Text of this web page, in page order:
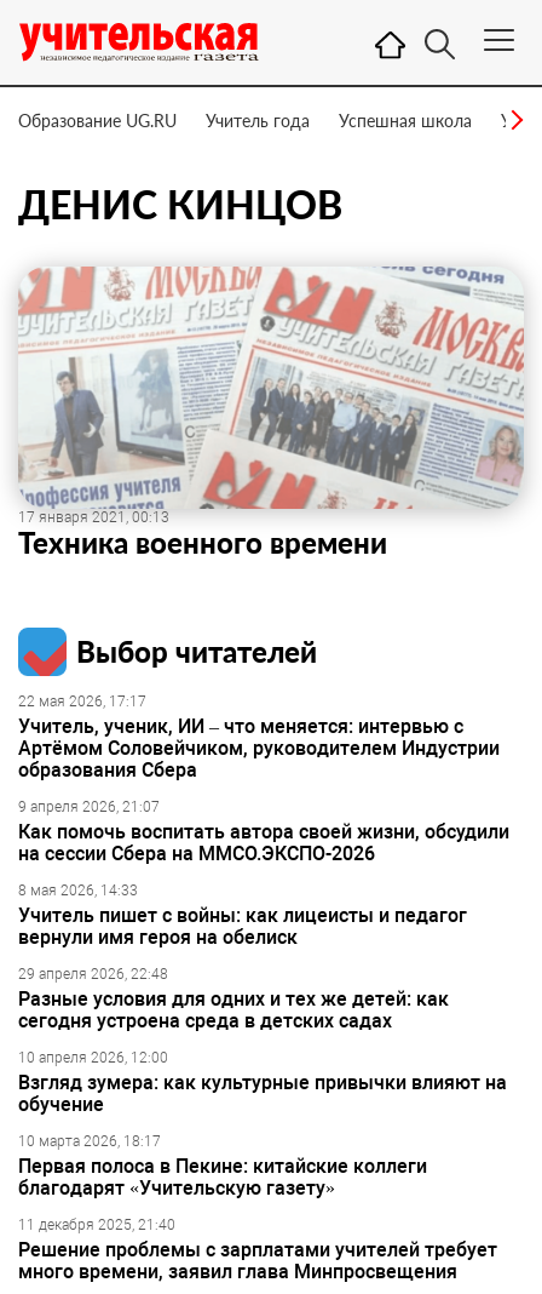
Образование UG.RU Учитель года Успешная школа
ДЕНИС КИНЦОВ
17 января 2021, 00:13
Техника военного времени
Выбор читателей
22 мая 2026, 17:17
Учитель, ученик, ИИ – что меняется: интервью с
Артёмом Соловейчиком, руководителем Индустрии
образования Сбера
9 апреля 2026, 21:07
Как помочь воспитать автора своей жизни, обсудили
на сессии Сбера на ММСО.ЭКСПО-2026
8 мая 2026, 14:33
Учитель пишет с войны: как лицеисты и педагог
вернули имя героя на обелиск
29 апреля 2026, 22:48
Разные условия для одних и тех же детей: как
сегодня устроена среда в детских садах
10 апреля 2026, 12:00
Взгляд зумера: как культурные привычки влияют на
обучение
10 марта 2026, 18:17
Первая полоса в Пекине: китайские коллеги
благодарят «Учительскую газету»
11 декабря 2025, 21:40
Решение проблемы с зарплатами учителей требует
много времени, заявил глава Минпросвещения